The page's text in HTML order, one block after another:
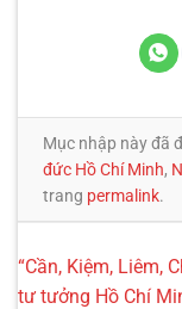
Mục nhập này đã
đức Hồ Chí Minh,
trang permalink.
“Cần, Kiệm, Liêm,
tư tưởng Hồ Chí